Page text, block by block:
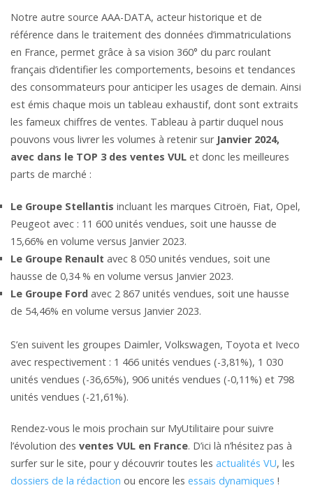
Notre autre source AAA-DATA, acteur historique et de
référence dans le traitement des données d’immatriculations
en France, permet grâce à sa vision 360° du parc roulant
français d’identifier les comportements, besoins et tendances
des consommateurs pour anticiper les usages de demain. Ainsi
est émis chaque mois un tableau exhaustif, dont sont extraits
les fameux chiffres de ventes. Tableau à partir duquel nous
pouvons vous livrer les volumes à retenir sur Janvier 2024,
avec dans le TOP 3 des ventes VUL et donc les meilleures
parts de marché :
Le Groupe Stellantis incluant les marques Citroën, Fiat, Opel,
Peugeot avec : 11 600 unités vendues, soit une hausse de
15,66% en volume versus Janvier 2023.
Le Groupe Renault avec 8 050 unités vendues, soit une
hausse de 0,34 % en volume versus Janvier 2023.
Le Groupe Ford avec 2 867 unités vendues, soit une hausse
de 54,46% en volume versus Janvier 2023.
S’en suivent les groupes Daimler, Volkswagen, Toyota et Iveco
avec respectivement : 1 466 unités vendues (-3,81%), 1 030
unités vendues (-36,65%), 906 unités vendues (-0,11%) et 798
unités vendues (-21,61%).
Rendez-vous le mois prochain sur MyUtilitaire pour suivre
l’évolution des ventes VUL en France. D’ici là n’hésitez pas à
surfer sur le site, pour y découvrir toutes les actualités VU, les
dossiers de la rédaction ou encore les essais dynamiques !